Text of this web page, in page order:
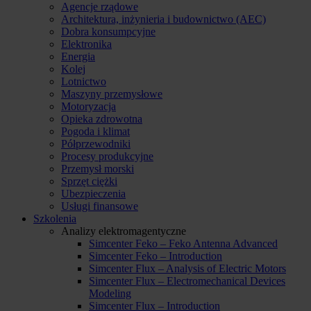
Agencje rządowe
Architektura, inżynieria i budownictwo (AEC)
Dobra konsumpcyjne
Elektronika
Energia
Kolej
Lotnictwo
Maszyny przemysłowe
Motoryzacja
Opieka zdrowotna
Pogoda i klimat
Półprzewodniki
Procesy produkcyjne
Przemysł morski
Sprzęt ciężki
Ubezpieczenia
Usługi finansowe
Szkolenia
Analizy elektromagentyczne
Simcenter Feko – Feko Antenna Advanced
Simcenter Feko – Introduction
Simcenter Flux – Analysis of Electric Motors
Simcenter Flux – Electromechanical Devices
Modeling
Simcenter Flux – Introduction